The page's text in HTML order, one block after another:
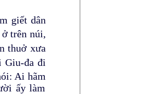
giết dân
ở trên núi,
thuở xưa
Giu-đa đi
Ai hãm
ấy làm